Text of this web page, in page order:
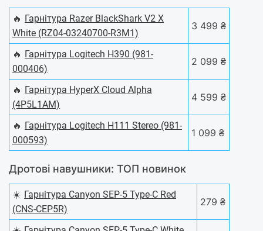
🔥 Гарнітура Razer BlackShark V2 X
White (RZ04-03240700-R3M1)
3 499 ₴
🔥 Гарнітура Logitech H390 (981-
000406)
2 099 ₴
🔥 Гарнiтура HyperX Cloud Alpha
(4P5L1AM)
4 599 ₴
🔥 Гарнiтура Logitech H111 Stereo (981-
000593)
1 099 ₴
Дротові навушники: ТОП новинок
☀️ Гарнітура Canyon SEP-5 Type-C Red
(CNS-CEP5R)
279 ₴